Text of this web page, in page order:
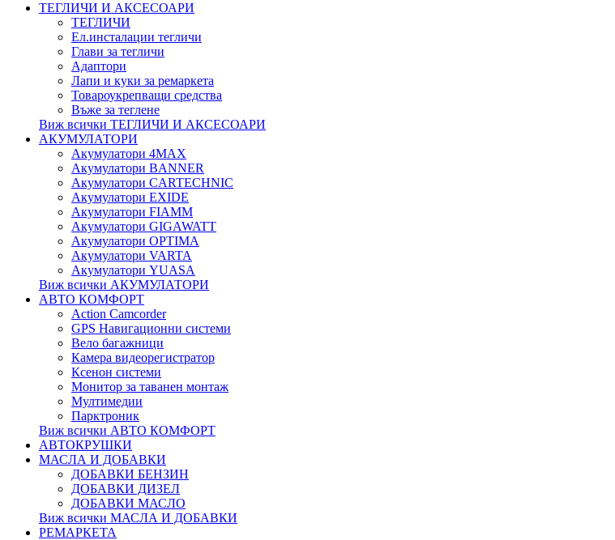
ТЕГЛИЧИ И АКСЕСОАРИ
ТЕГЛИЧИ
Eл.инсталации тегличи
Глави за тегличи
Адаптори
Лапи и куки за ремаркета
Товароукрепващи средства
Въже за теглене
Виж всички ТЕГЛИЧИ И АКСЕСОАРИ
АКУМУЛАТОРИ
Акумулатори 4MAX
Акумулатори BANNER
Акумулатори CARTECHNIC
Акумулатори EXIDE
Акумулатори FIAMM
Акумулатори GIGAWATT
Акумулатори OPTIMA
Акумулатори VARTA
Акумулатори YUASA
Виж всички АКУМУЛАТОРИ
АВТО КОМФОРТ
Action Camcorder
GPS Навигационни системи
Вело багажници
Камера видеорегистратор
Ксенон системи
Монитор за таванен монтаж
Мултимедии
Парктроник
Виж всички АВТО КОМФОРТ
АВТОКРУШКИ
МАСЛА И ДОБАВКИ
ДОБАВКИ БЕНЗИН
ДОБАВКИ ДИЗЕЛ
ДОБАВКИ МАСЛО
Виж всички МАСЛА И ДОБАВКИ
РЕМАРКЕТА